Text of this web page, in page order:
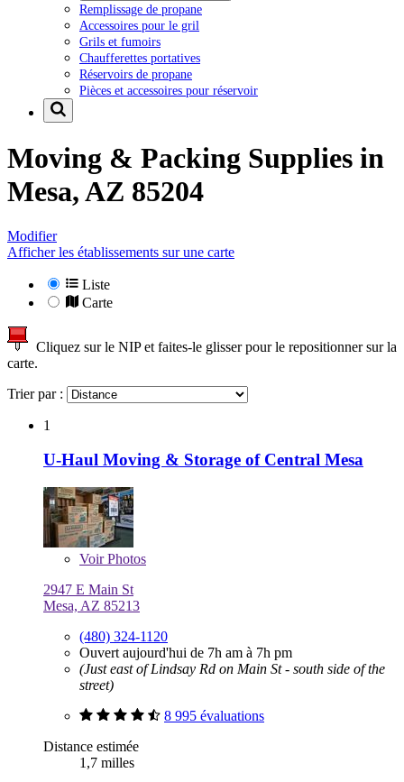
Remplissage de propane
Accessoires pour le gril
Grils et fumoirs
Chaufferettes portatives
Réservoirs de propane
Pièces et accessoires pour réservoir
Moving & Packing Supplies in
Mesa, AZ 85204
Modifier
Afficher les établissements sur une carte
Liste
Carte
Cliquez sur le NIP et faites-le glisser pour le repositionner sur la
carte.
Trier par :
1
U-Haul Moving & Storage of Central Mesa
VoirPhotos
2947 E Main St
Mesa, AZ 85213
(480) 324-1120
Ouvert aujourd'hui de 7h am à 7h pm
(Just east of Lindsay Rd on Main St - south side of the
street)
8 995 évaluations
Distance estimée
1,7 milles